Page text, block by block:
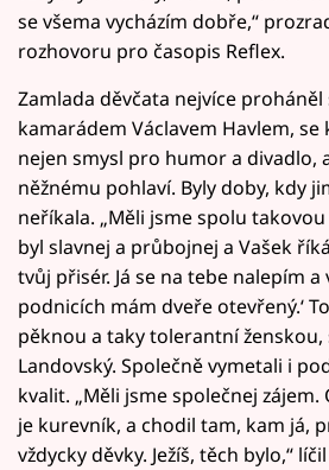
se všema vycházím dobře,“
rozhovoru pro časopis Reflex.
Zamlada děvčata nejvíce
kamarádem Václavem Havlem,
nejen smysl pro humor a divadlo,
něžnému pohlaví. Byly doby, kdy
neříkala. „Měli jsme spolu takovou
byl slavnej a průbojnej a Vašek
tvůj přisér. Já se na tebe nalepím a
podnicích mám dveře otevřený.‘
pěknou a taky tolerantní ženskou,
Landovský. Společně vymetali i
kvalit. „Měli jsme společnej zájem.
je kurevník, a chodil tam, kam já,
vždycky děvky. Ježíš, těch bylo,“